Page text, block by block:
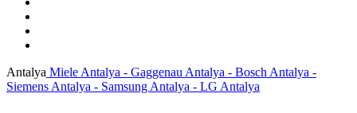
Antalya Miele Antalya - Gaggenau Antalya - Bosch Antalya -
Siemens Antalya - Samsung Antalya - LG Antalya